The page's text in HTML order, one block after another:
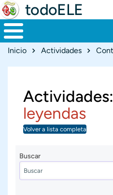
todoELE
Ruta de
Inicio Actividades
Actividades:
leyendas
Volver a lista completa
Buscar